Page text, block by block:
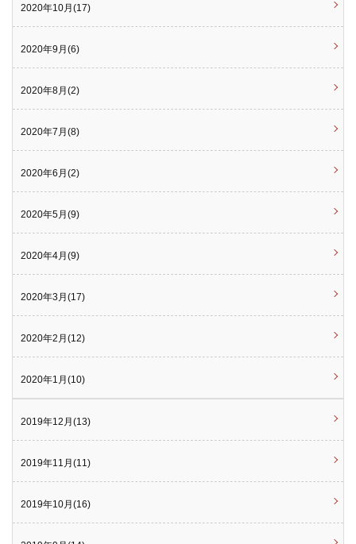
2020年10月(17)
2020年9月(6)
2020年8月(2)
2020年7月(8)
2020年6月(2)
2020年5月(9)
2020年4月(9)
2020年3月(17)
2020年2月(12)
2020年1月(10)
2019年12月(13)
2019年11月(11)
2019年10月(16)